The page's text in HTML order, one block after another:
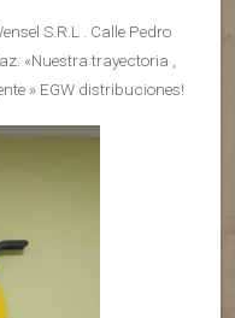
S.R.L . Calle Pedro
«Nuestra trayectoria ,
» EGW distribuciones!